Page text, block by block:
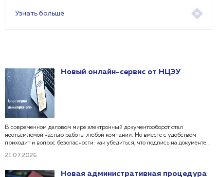
Узнать больше
Новый онлайн-сервис от НЦЭУ
В современном деловом мире электронный документооборот стал
неотъемлемой частью работы любой компании. Но вместе с удобством
приходит и вопрос безопасности: как убедиться, что подпись на документе
Национальный центр электронных услуг — официальный оператор
системы управления открытыми ключами проверки электронной цифровой
21.07.2026
Новая административная процедура